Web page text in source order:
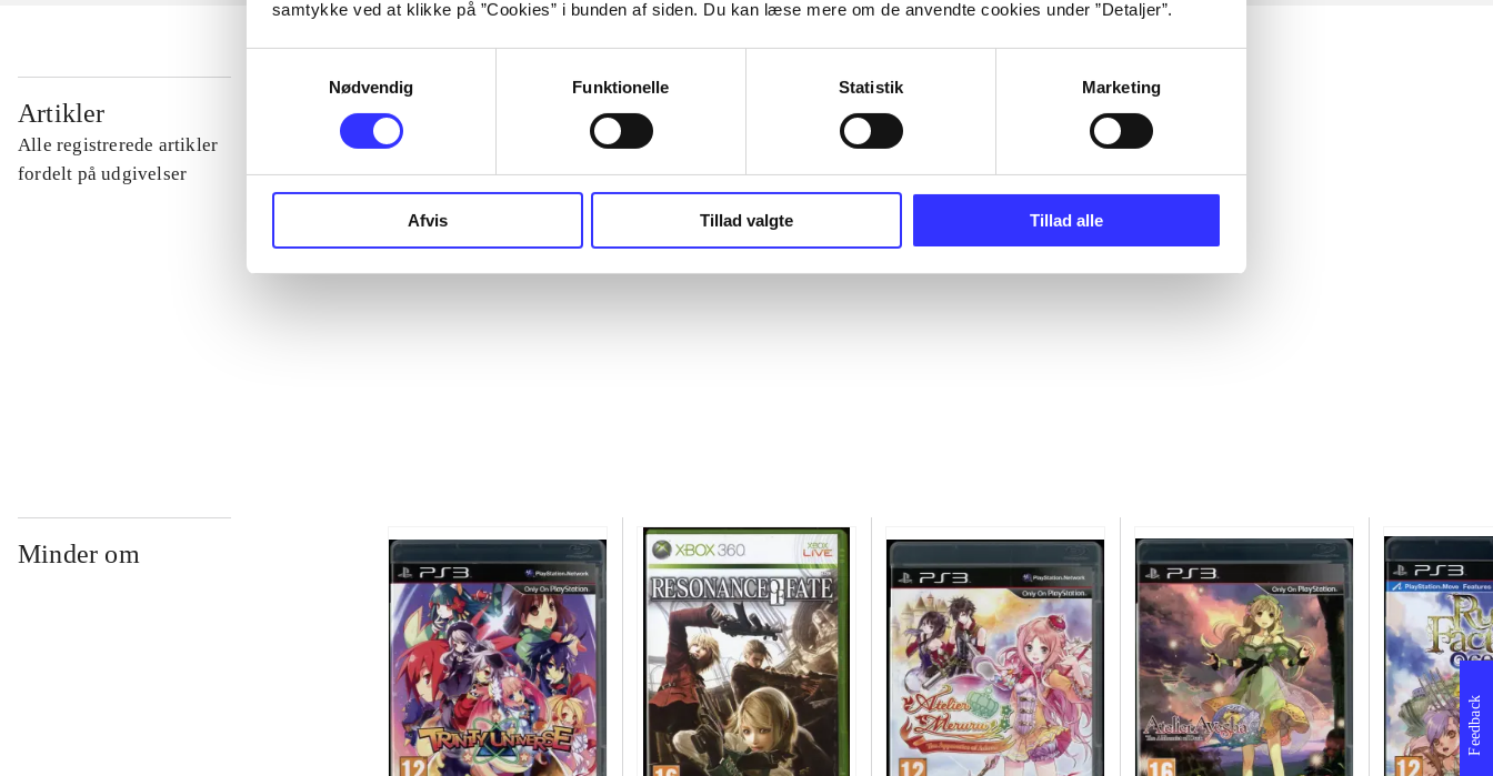
samtykke ved at klikke på ”Cookies” i bunden af siden. Du kan læse mere om de anvendte cookies under ”Detaljer”.
Nødvendig
Funktionelle Statistik Marketing
Afvis Tillad valgte Tillad alle
Artikler
Alle registrerede artikler
fordelt på udgivelser
...
Minder om
Feedback